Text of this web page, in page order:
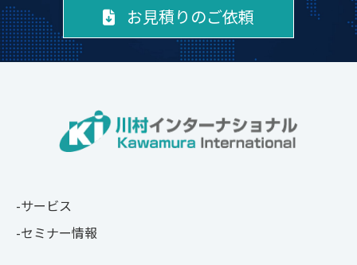
お見積りのご依頼
サービス
セミナー情報